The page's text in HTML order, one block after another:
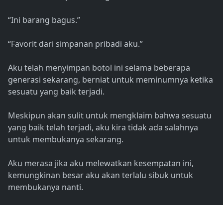
“Ini barang bagus.”
“Favorit dari simpanan pribadi aku.”
Aku telah menyimpan botol ini selama beberapa
generasi sekarang, berniat untuk meminumnya ketika
sesuatu yang baik terjadi.
Meskipun akan sulit untuk mengklaim bahwa sesuatu
yang baik telah terjadi, aku kira tidak ada salahnya
untuk membukanya sekarang.
Aku merasa jika aku melewatkan kesempatan ini,
kemungkinan besar aku akan terlalu sibuk untuk
membukanya nanti.